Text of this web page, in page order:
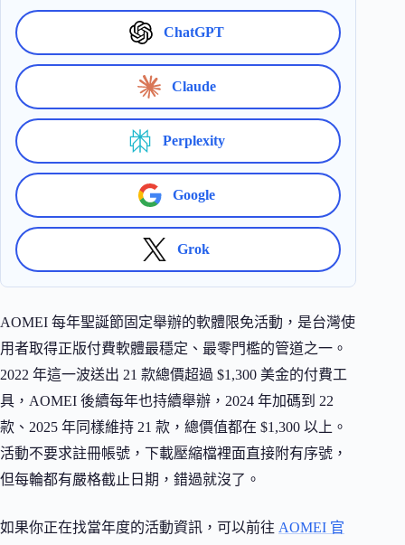
ChatGPT
Claude
Perplexity
Google
Grok
AOMEI 每年聖誕節固定舉辦的軟體限免活動，是台灣使
用者取得正版付費軟體最穩定、最零門檻的管道之一。
2022 年這一波送出 21 款總價超過 $1,300 美金的付費工
具，AOMEI 後續每年也持續舉辦，2024 年加碼到 22
款、2025 年同樣維持 21 款，總價值都在 $1,300 以上。
活動不要求註冊帳號，下載壓縮檔裡面直接附有序號，
但每輪都有嚴格截止日期，錯過就沒了。
如果你正在找當年度的活動資訊，可以前往 AOMEI 官